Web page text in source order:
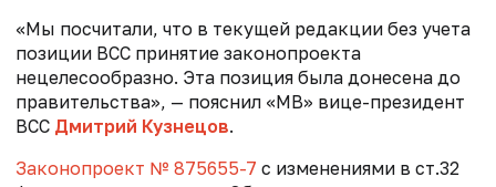
«Мы посчитали, что в текущей редакции без учета
позиции ВСС принятие законопроекта
нецелесообразно. Эта позиция была донесена до
правительства», — пояснил «МВ» вице-президент
ВСС Дмитрий Кузнецов.
Законопроект № 875655-7 с изменениями в ст.32